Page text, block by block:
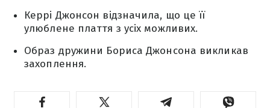
Керрі Джонсон відзначила, що це її
улюблене плаття з усіх можливих.
Образ дружини Бориса Джонсона викликав
захоплення.